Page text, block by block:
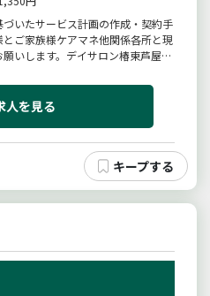
いたサービス計画の作成・契約手
ご家族様ケアマネ他関係各所と現
いします。デイサロン椿東芦屋
を維持する取り組み等により長い
やかに生きるサポートを行うデイ
人を見る